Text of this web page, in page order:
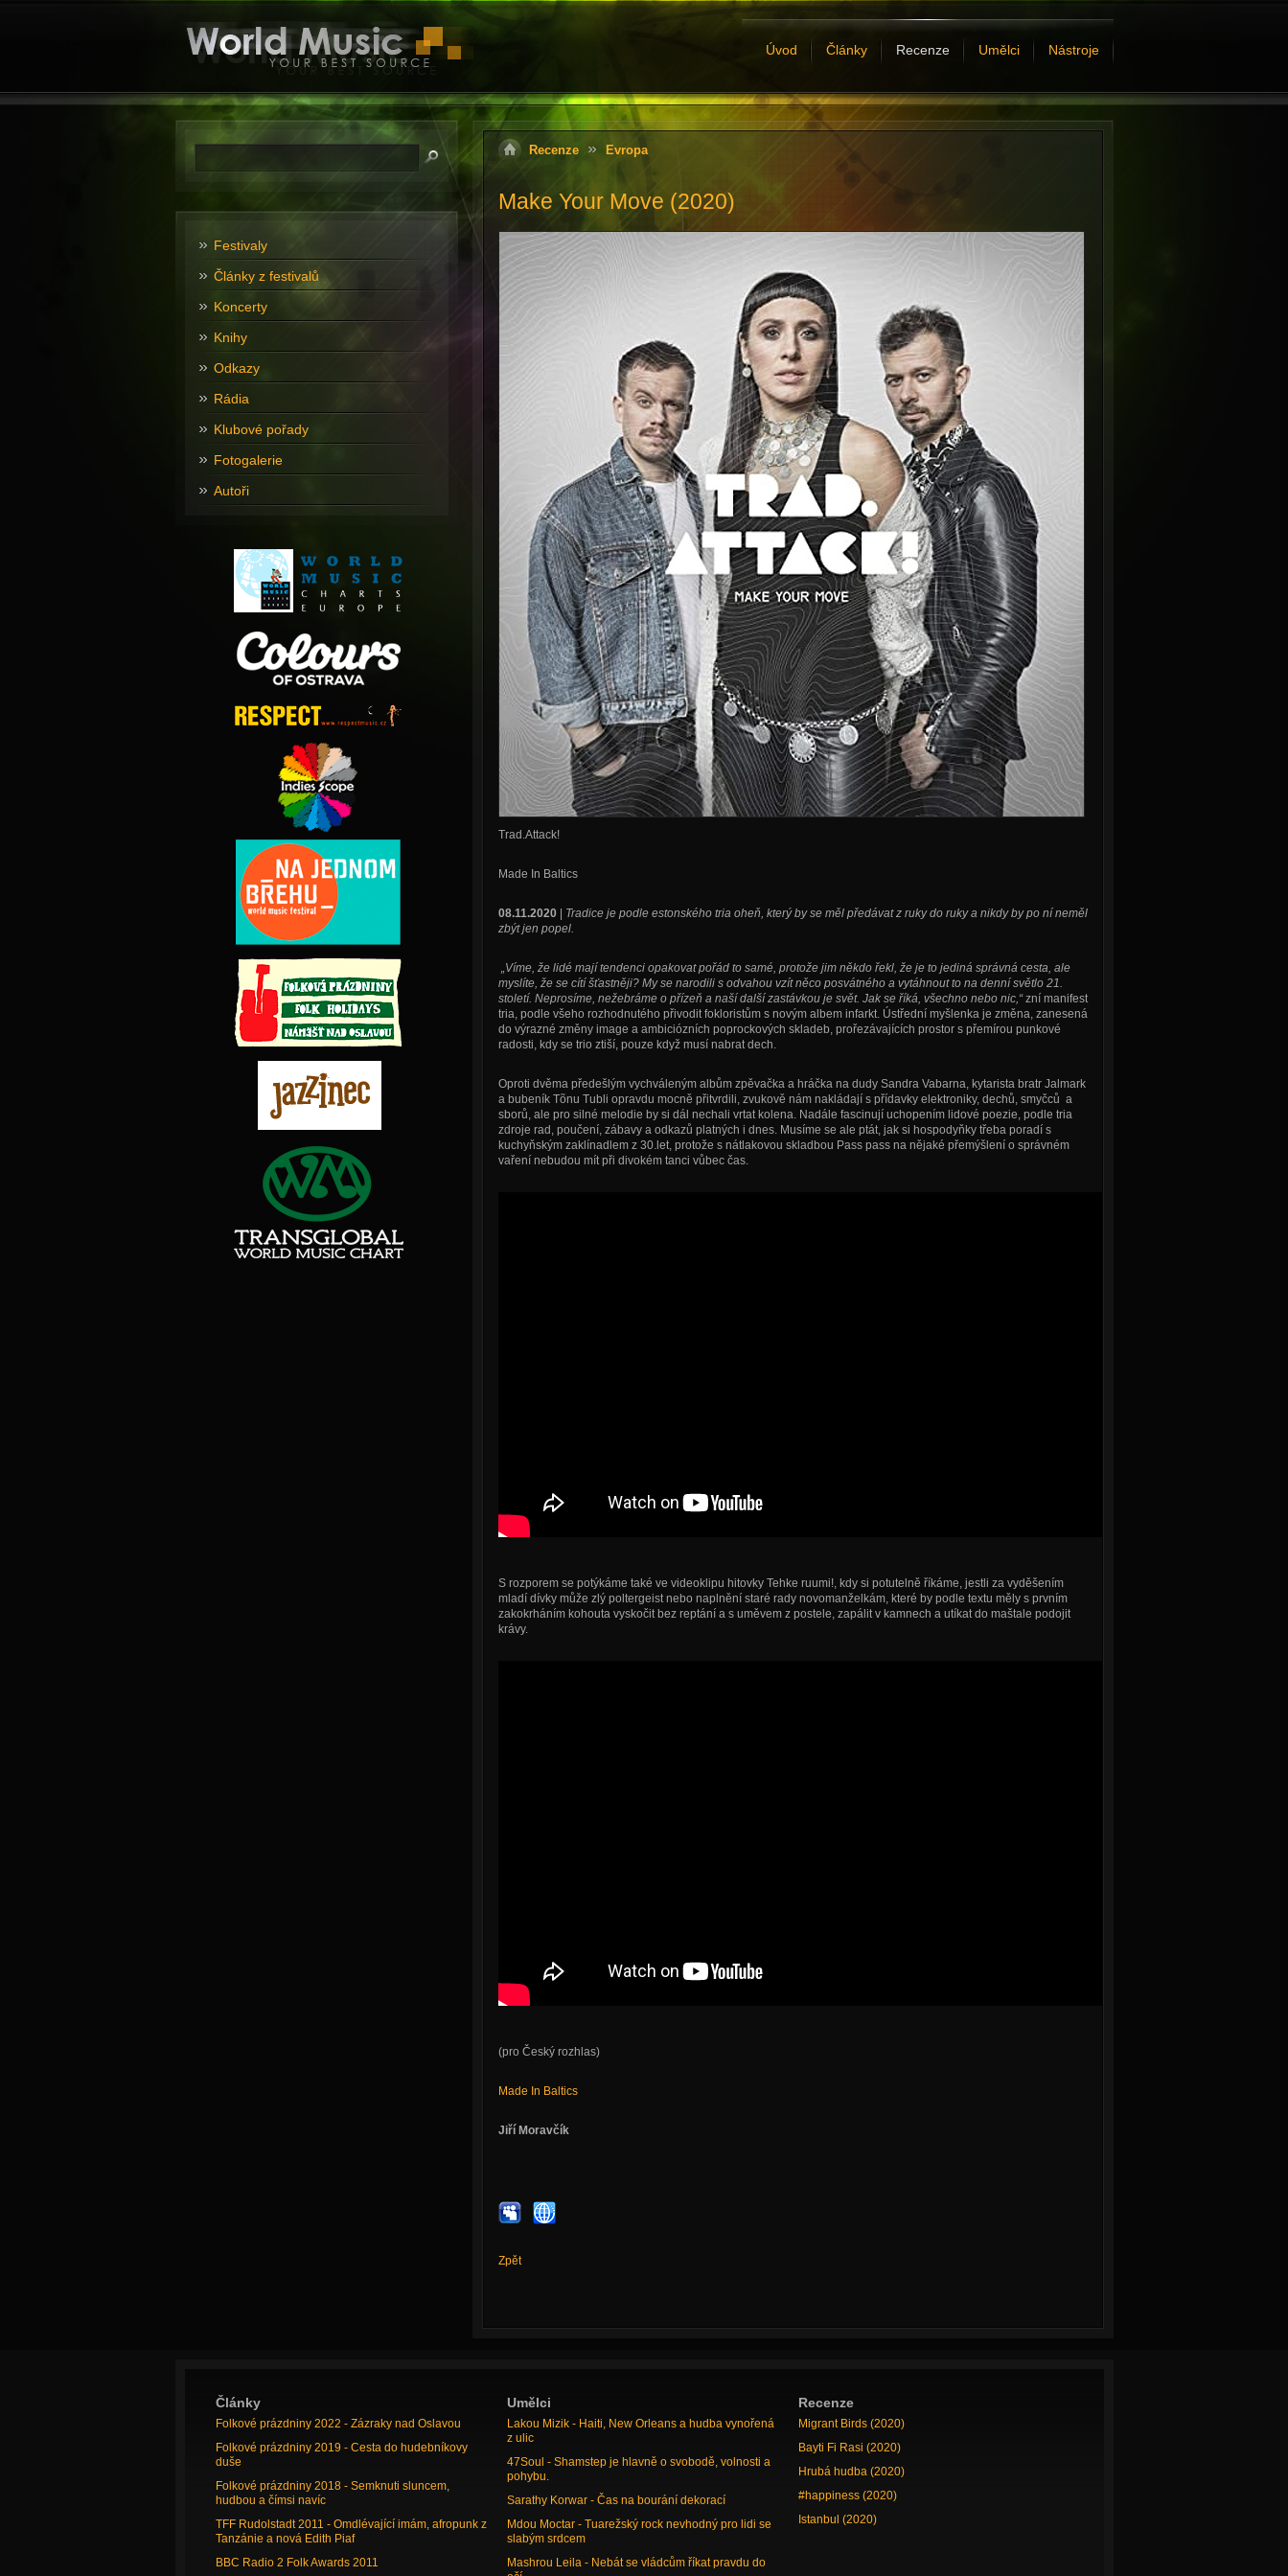
Úvod Články Recenze Umělci Nástroje
Recenze Evropa
Make Your Move (2020)
Trad.Attack!
Made In Baltics
08.11.2020|
Tradice je podle estonského tria oheň, který by se měl předávat z ruky do ruky a nikdy by po ní neměl
zbýt jen popel.
„Víme, že lidé mají tendenci opakovat pořád to samé, protože jim někdo řekl, že je to jediná správná cesta, ale
myslíte, že se cítí šťastněji? My se narodili s odvahou vzít něco posvátného a vytáhnout to na denní světlo 21.
století. Neprosíme, nežebráme o přízeň a naší další zastávkou je svět. Jak se říká, všechno nebo nic,“zní manifest
tria, podle všeho rozhodnutého přivodit fokloristům s novým albem infarkt. Ústřední myšlenka je změna, zanesená
do výrazné změny image a ambiciózních poprockových skladeb, prořezávajících prostor s přemírou punkové
radosti, kdy se trio ztiší, pouze když musí nabrat dech.
Oproti dvěma předešlým vychváleným albům zpěvačka a hráčka na dudy Sandra Vabarna, kytarista bratr Jalmark
a bubeník Tõnu Tubli opravdu mocně přitvrdili, zvukově nám nakládají s přídavky elektroniky, dechů, smyčců a
sborů, ale pro silné melodie by si dál nechali vrtat kolena. Nadále fascinují uchopením lidové poezie, podle tria
zdroje rad, poučení, zábavy a odkazů platných i dnes. Musíme se ale ptát, jak si hospodyňky třeba poradí s
kuchyňským zaklínadlem z 30.let, protože s nátlakovou skladbou Pass pass na nějaké přemýšlení o správném
vaření nebudou mít při divokém tanci vůbec čas.
S rozporem se potýkáme také ve videoklipu hitovky Tehke ruumi!, kdy si potutelně říkáme, jestli za vyděšením
mladí dívky může zlý poltergeist nebo naplnění staré rady novomanželkám, které by podle textu měly s prvním
zakokrháním kohouta vyskočit bez reptání a s uměvem z postele, zapálit v kamnech a utíkat do maštale podojit
krávy.
(pro Český rozhlas)
Made In Baltics
Jiří Moravčík
Zpět
Festivaly
Články z festivalů
Koncerty
Knihy
Odkazy
Rádia
Klubové pořady
Fotogalerie
Autoři
Články
Folkové prázdniny 2022 - Zázraky nad Oslavou
Folkové prázdniny 2019 - Cesta do hudebníkovy
duše
Folkové prázdniny 2018 - Semknuti sluncem,
hudbou a čímsi navíc
TFF Rudolstadt 2011 - Omdlévající imám, afropunk z
Tanzánie a nová Edith Piaf
BBC Radio 2 Folk Awards 2011
Umělci
Lakou Mizik - Haiti, New Orleans a hudba vynořená
z ulic
47Soul - Shamstep je hlavně o svobodě, volnosti a
pohybu.
Sarathy Korwar - Čas na bourání dekorací
Mdou Moctar - Tuarežský rock nevhodný pro lidi se
slabým srdcem
Mashrou Leila - Nebát se vládcům říkat pravdu do
Recenze
Migrant Birds (2020)
Bayti Fi Rasi (2020)
Hrubá hudba (2020)
#happiness (2020)
Istanbul (2020)